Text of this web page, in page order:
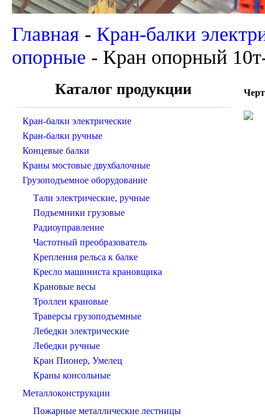
Главная - Кран-балки
опорные - Кран опорный
Каталог продукции
Кран-балки электрические
Кран-балки ручные
Концевые балки
Краны мостовые двухбалочные
Грузоподъемное оборудование
Тали электрические, ручные
Подъемники грузовые
Радиоуправление
Частотный преобразователь
Крепления рельса к балке
Кресло машиниста крановщика
Крановые весы
Троллеи крановые
Траверсы грузоподъемные
Лебедки электрические
Лебедки ручные
Кран Пионер, Умелец
Краны консольные
Металлоконструкции
Пожарные металлические лестницы